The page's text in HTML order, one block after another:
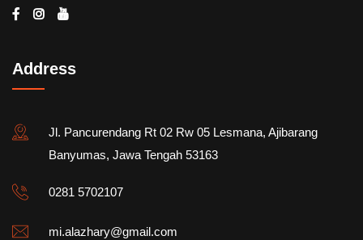
Address
Jl. Pancurendang Rt 02 Rw 05 Lesmana, Ajibarang
Banyumas, Jawa Tengah 53163
0281 5702107
mi.alazhary@gmail.com